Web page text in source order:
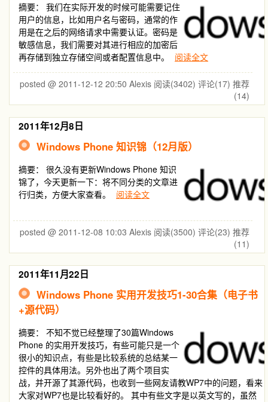
摘要： 我们在实际开发的时候可能需要记住
用户的信息，比如用户名与密码，通常的作
用是在之后的网络请求中需要认证。密码是
敏感信息，我们需要对其进行相应的加密后
再存储到独立存储空间或者配置信息中。
阅读全文
posted @ 2011-12-12 20:50 Alexis 阅读(3402) 评论(17) 推荐
(14)
2011年12月8日
Windows Phone 知识锦（12月版）
摘要： 很久没有更新Windows Phone 知识
锦了，今天更新一下：将不同分类的文章进
行归类，方便大家查看。
阅读全文
posted @ 2011-12-08 10:03 Alexis 阅读(3500) 评论(23) 推荐
(11)
2011年11月22日
Windows Phone 实用开发技巧1-30合集（电子书
+源代码）
摘要： 不知不觉已经整理了30篇Windows
Phone 的实用开发技巧，有些可能只是一个
很小的知识点，有些是比较系统的总结某一
控件的具体用法。另外也出了两个项目实
战，并开源了其源代码，也收到一些网友请教WP7中的问题，看来
大家对WP7也是比较看好的。 其中有些文字是以英文写的，虽然